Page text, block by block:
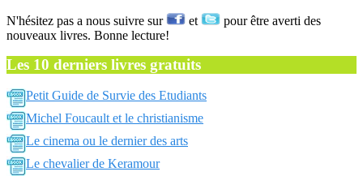
N'hésitez pas a nous suivre sur et
pour être averti des
nouveaux livres. Bonne lecture!
Les 10 derniers livres gratuits
Petit Guide de Survie des Etudiants
Michel Foucault et le christianisme
Le cinema ou le dernier des arts
Le chevalier de Keramour